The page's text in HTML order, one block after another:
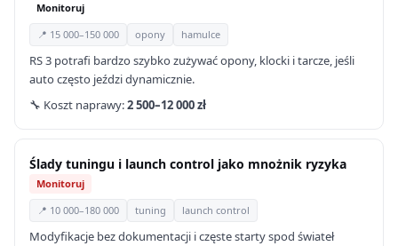
Monitoruj
📍 15 000–150 000
opony hamulce
RS 3 potrafi bardzo szybko zużywać opony, klocki i tarcze, jeśli
auto często jeździ dynamicznie.
🔧 Koszt naprawy:2 500–12 000 zł
Ślady tuningu i launch control jako mnożnik ryzyka
Monitoruj
📍 10 000–180 000
tuning launch control
Modyfikacje bez dokumentacji i częste starty spod świateł